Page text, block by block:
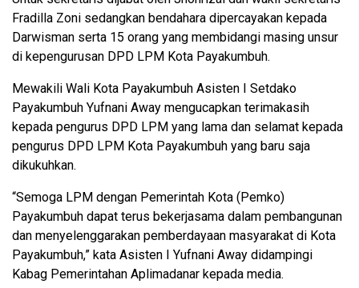
Fradilla Zoni sedangkan bendahara dipercayakan kepada
Darwisman serta 15 orang yang membidangi masing unsur
di kepengurusan DPD LPM Kota Payakumbuh.
Mewakili Wali Kota Payakumbuh Asisten I Setdako
Payakumbuh Yufnani Away mengucapkan terimakasih
kepada pengurus DPD LPM yang lama dan selamat kepada
pengurus DPD LPM Kota Payakumbuh yang baru saja
dikukuhkan.
“Semoga LPM dengan Pemerintah Kota (Pemko)
Payakumbuh dapat terus bekerjasama dalam pembangunan
dan menyelenggarakan pemberdayaan masyarakat di Kota
Payakumbuh,” kata Asisten I Yufnani Away didampingi
Kabag Pemerintahan Aplimadanar kepada media.